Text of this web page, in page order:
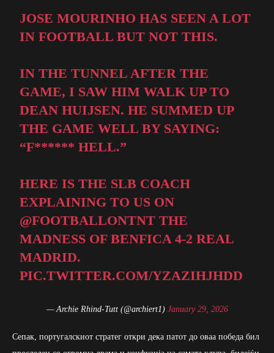
JOSE MOURINHO HAS SEEN A LOT
IN FOOTBALL BUT NOT THIS.
IN THE TUNNEL AFTER THE
GAME, I SAW HIM WALK UP TO
DEAN HUIJSEN. HE SUMMED UP
THE GAME WELL BY SAYING:
“F****** HELL.”
HERE IS THE SLB COACH
EXPLAINING TO US ON
@FOOTBALLONTNT THE
MADNESS OF BENFICA 4-2 REAL
MADRID.
PIC.TWITTER.COM/YZAZIHJHDD
— Archie Rhind-Tutt (@archiert1) January 29, 2026
Сепак, португалскиот стратег откри дека патот до оваа победа бил